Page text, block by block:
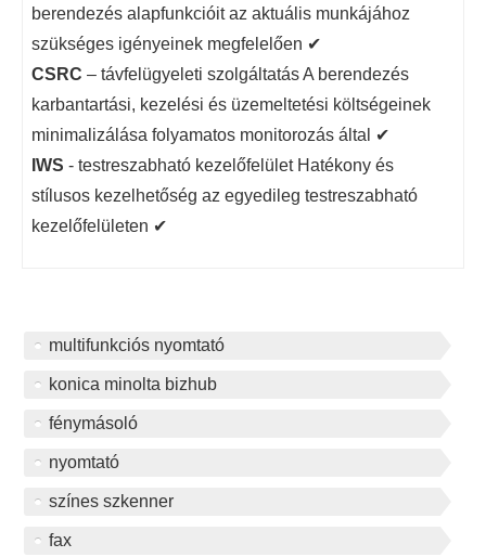
berendezés alapfunkcióit az aktuális munkájához
szükséges igényeinek megfelelően ✔
CSRC – távfelügyeleti szolgáltatás A berendezés
karbantartási, kezelési és üzemeltetési költségeinek
minimalizálása folyamatos monitorozás által ✔
IWS - testreszabható kezelőfelület Hatékony és
stílusos kezelhetőség az egyedileg testreszabható
kezelőfelületen ✔
multifunkciós nyomtató
konica minolta bizhub
fénymásoló
nyomtató
színes szkenner
fax